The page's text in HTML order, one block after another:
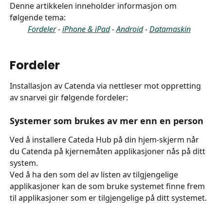
Denne artikkelen inneholder informasjon om
følgende tema:
Fordeler - iPhone & iPad - Android - Datamaskin
Fordeler
Installasjon av Catenda via nettleser mot oppretting
av snarvei gir følgende fordeler:
Systemer som brukes av mer enn en person
Ved å installere Cateda Hub på din hjem-skjerm når
du Catenda på kjernemåten applikasjoner nås på ditt
system.
Ved å ha den som del av listen av tilgjengelige
applikasjoner kan de som bruke systemet finne frem
til applikasjoner som er tilgjengelige på ditt systemet.